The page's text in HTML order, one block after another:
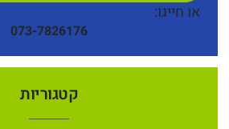
או חייגו:
073-7826176
קטגוריות